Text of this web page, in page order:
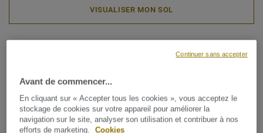
VISUALISER MON SOL
ICONIK ResisTex - Nero
Marquine BLACK
La collection de revêtements de sol en vinyle ICONIK
ResisTex pour le logement est la solution idéale pour une
Avant de commencer...
En cliquant sur « Accepter tous les cookies », vous acceptez le
stockage de cookies sur votre appareil pour améliorer la
navigation sur le site, analyser son utilisation et contribuer à nos
efforts de marketing.
Cookies
Continuer sans accepter